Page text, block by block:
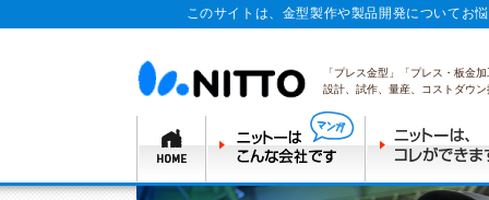
このサイトは、金型製作や製品開発についてお
「プレス金型」「プレス・板金
設計、試作、量産、コストダウ